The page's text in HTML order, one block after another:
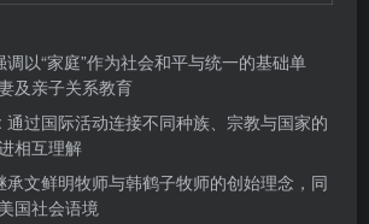
调以“家庭”作为社会和平与统一的基础单
及亲子关系教育
: 通过国际活动连接不同种族、宗教与国家的
相互理解
承文鲜明牧师与韩鹤子牧师的创始理念，同
国社会语境